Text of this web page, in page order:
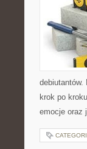
debiutantów.
krok po
emocje oraz